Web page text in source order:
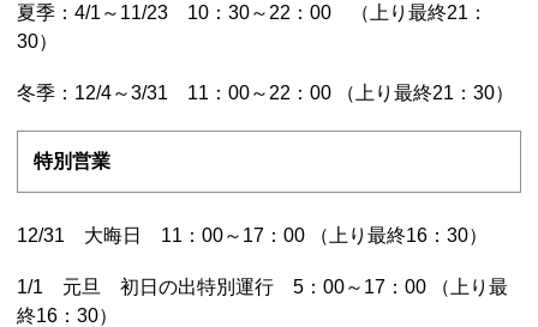
夏季：4/1～11/23 10：30～22：00 （上り最終21：
30）
冬季：12/4～3/31 11：00～22：00 （上り最終21：30）
特別営業
12/31 大晦日 11：00～17：00 （上り最終16：30）
1/1 元旦 初日の出特別運行 5：00～17：00 （上り最
終16：30）